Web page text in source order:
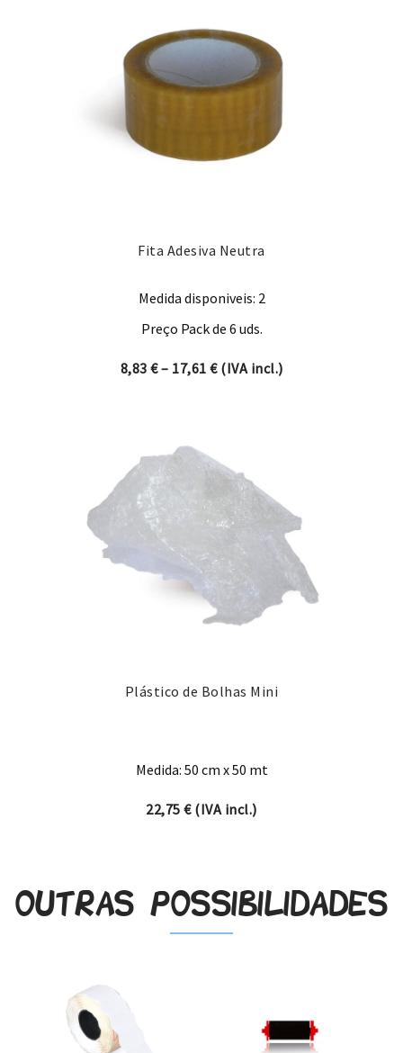
Fita Adesiva Neutra
Medida disponiveis: 2
Preço Pack de 6 uds.
8,83 €– 17,61 €Price range: 8,83 € through
(IVA incl.)
Plástico de Bolhas Mini
Medida: 50 cm x 50 mt
22,75€(IVA incl.)
Outras possibilidades